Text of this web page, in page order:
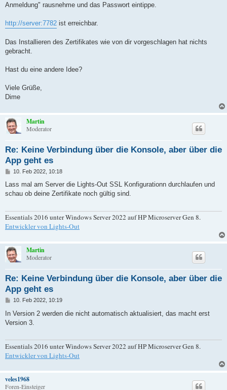
Anmeldung" rausnehme und das Passwort eintippe.
http://server:7782 ist erreichbar.
Das Installieren des Zertifikates wie von dir vorgeschlagen hat nichts
gebracht.
Hast du eine andere Idee?
Viele Grüße,
Dime
Martin
Moderator
Re: Keine Verbindung über die Konsole, aber über die
App geht es
B
i
r
10. Feb 2022, 10:18
Lass mal am Server die Lights-Out SSL Konfigurationn durchlaufen und
schau ob deine Zertifikate noch gültig sind.
Essentials 2016 unter Windows Server 2022 auf HP Microserver Gen 8.
Entwickler von Lights-Out
Martin
Moderator
Re: Keine Verbindung über die Konsole, aber über die
App geht es
B
r
10. Feb 2022, 10:19
In Version 2 werden die nicht automatisch aktualisiert, das macht erst
Version 3.
Essentials 2016 unter Windows Server 2022 auf HP Microserver Gen 8.
Entwickler von Lights-Out
veles1968
Foren-Einsteiger